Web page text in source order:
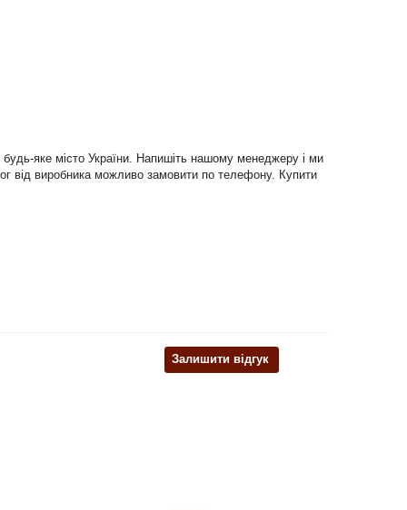
яке місто України. Напишіть нашому менеджеру і ми
від виробника можливо замовити по телефону. Купити
Залишити відгук